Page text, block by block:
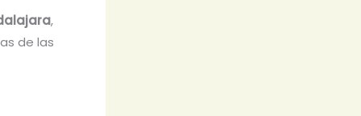
,
de las